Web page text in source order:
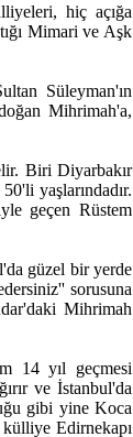
hiç açığa
Mimari ve Aşk
Süleyman'ın
Mihrimah'a,
Biri Diyarbakır
yaşlarındadır.
geçen Rüstem
güzel bir yerde
sorusuna
Mihrimah
14 yıl geçmesi
ve İstanbul'da
gibi yine Koca
Edirnekapı